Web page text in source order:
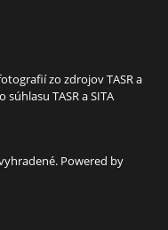
zo zdrojov TASR a
TASR a SITA
Powered by